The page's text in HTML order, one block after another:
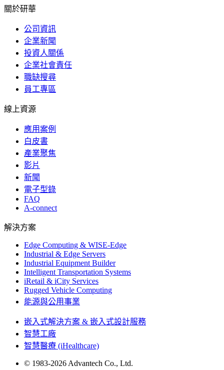
關於研華
公司資訊
企業新聞
投資人關係
企業社會責任
職缺搜尋
員工專區
線上資源
應用案例
白皮書
產業聚焦
影片
新聞
電子型錄
FAQ
A-connect
解決方案
Edge Computing & WISE-Edge
Industrial & Edge Servers
Industrial Equipment Builder
Intelligent Transportation Systems
iRetail & iCity Services
Rugged Vehicle Computing
能源與公用事業
嵌入式解決方案 & 嵌入式設計服務
智慧工廠
智慧醫療 (iHealthcare)
© 1983-2026 Advantech Co., Ltd.